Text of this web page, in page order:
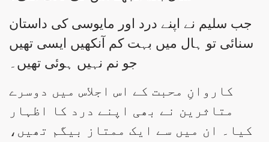
جب سلیم نے اپنے درد اور مایوسی کی داستان
سنائی تو ہال میں بہت کم آنکھیں ایسی تھیں
جو نم نہیں ہوئی تھیں۔
کاروانِ محبت کے اس اجلاس میں دوسرے
متاثرین نے بھی اپنے درد کا اظہار
کیا۔ ان میں سے ایک ممتاز بیگم تھیں،